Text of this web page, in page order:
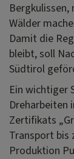
Wälder
Damit die
bleibt, soll
Südtirol
Ein wichtiger
Dreharbeiten
Zertifikats
Transport bis
Produktion